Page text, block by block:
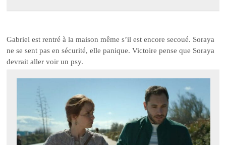
Gabriel est rentré à la maison même s’il est encore secoué. Soraya
ne se sent pas en sécurité, elle panique. Victoire pense que Soraya
devrait aller voir un psy.